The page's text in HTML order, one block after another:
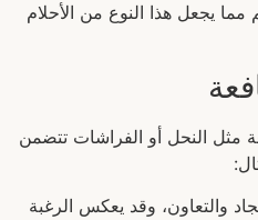
مما يجعل هذا النوع من الأحلام
مثل النحل أو الفراشات تتضمن
والتعاون، وقد يعكس الرغبة